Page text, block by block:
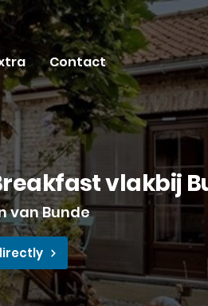
Contact
vlakbij
van Bunde